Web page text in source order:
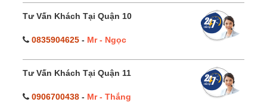
Tư Vấn Khách Tại Quận 10
0835904625 - Mr - Ngọc
Tư Vấn Khách Tại Quận 11
0906700438 - Mr - Thắng